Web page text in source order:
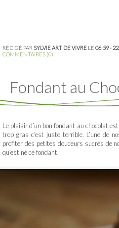
RÉDIGÉ PAR SYLVIE ART DE VIVRE LE 06:59 -
COMMENTAIRES (0)
Fondant au
Le plaisir d’un bon fondant au chocolat
trop gras c’est juste terrible. L’une de
profiter des petites douceurs sucrés de
qu’est né ce fondant.